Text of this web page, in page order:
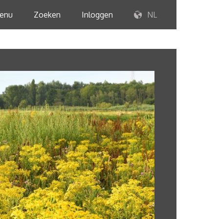
Zoeken Inloggen NL